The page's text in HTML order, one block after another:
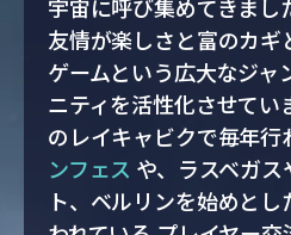
宇宙に呼び集めてきまし
友情が楽しさと富のカギ
ゲームという広大なジャ
ニティを活性化させてい
のレイキャビクで毎年行
ンフェス や、ラスベガ
ト、ベルリンを始めと